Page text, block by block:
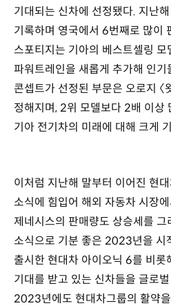
기대되는 신차에 선정됐다. 지난
기록하며 영국에서 6번째로 많이
스포티지는 기아의 베스트셀링 모
파워트레인을 새롭게 추가해 인기
콘셉트가 선정된 부문은 오로지 〈
정해지며, 2위 모델보다 2배 이상
기아 전기차의 미래에 대해 크게
이처럼 지난해 말부터 이어진 현
소식에 힘입어 해외 자동차 시장
제네시스의 판매량도 상승세를 그
소식으로 기분 좋은 2023년을 시
출시한 현대차 아이오닉 6를 비롯
기대를 받고 있는 신차들을 글로
2023년에도 현대차그룹의 활약